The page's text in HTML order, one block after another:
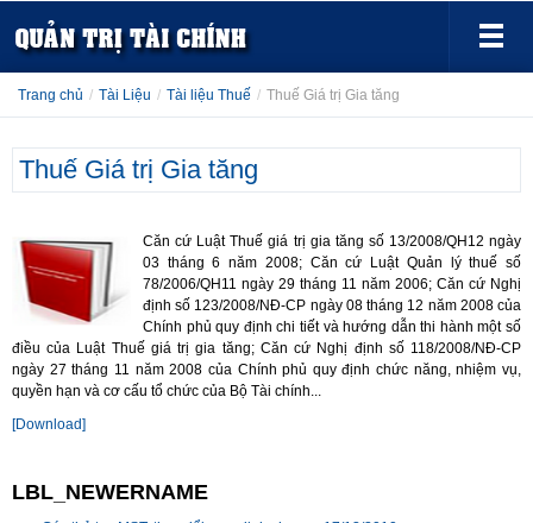
Trang chủ / Tài Liệu / Tài liệu Thuế / Thuế Giá trị Gia tăng
Thuế Giá trị Gia tăng
Căn cứ Luật Thuế giá trị gia tăng số 13/2008/QH12 ngày
03 tháng 6 năm 2008; Căn cứ Luật Quản lý thuế số
78/2006/QH11 ngày 29 tháng 11 năm 2006; Căn cứ Nghị
định số 123/2008/NĐ-CP ngày 08 tháng 12 năm 2008 của
Chính phủ quy định chi tiết và hướng dẫn thi hành một số
điều của Luật Thuế giá trị gia tăng; Căn cứ Nghị định số 118/2008/NĐ-CP
ngày 27 tháng 11 năm 2008 của Chính phủ quy định chức năng, nhiệm vụ,
quyền hạn và cơ cấu tổ chức của Bộ Tài chính...
[Download]
LBL_NEWERNAME